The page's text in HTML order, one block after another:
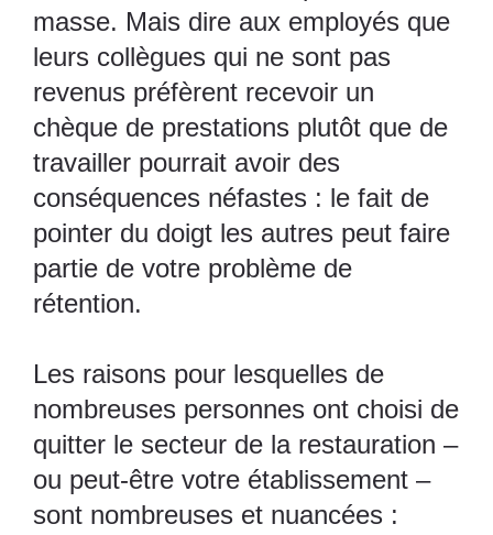
masse. Mais dire aux employés que
leurs collègues qui ne sont pas
revenus préfèrent recevoir un
chèque de prestations plutôt que de
travailler pourrait avoir des
conséquences néfastes : le fait de
pointer du doigt les autres peut faire
partie de votre problème de
rétention.
Les raisons pour lesquelles de
nombreuses personnes ont choisi de
quitter le secteur de la restauration –
ou peut-être votre établissement –
sont nombreuses et nuancées :